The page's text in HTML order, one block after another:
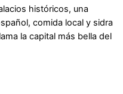
históricos, una
comida local y sidra
la capital más bella del